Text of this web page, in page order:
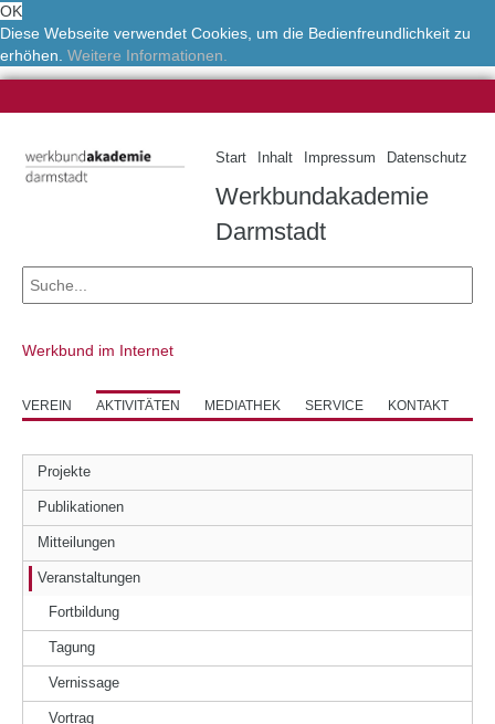
OK
Diese Webseite verwendet Cookies, um die Bedienfreundlichkeit zu
erhöhen. Weitere Informationen.
Start Inhalt Impressum Datenschutz
Werkbundakademie
Darmstadt
Werkbund im Internet
VEREIN AKTIVITÄTEN MEDIATHEK SERVICE KONTAKT
Projekte
Publikationen
Mitteilungen
Veranstaltungen
Fortbildung
Tagung
Vernissage
Vortrag